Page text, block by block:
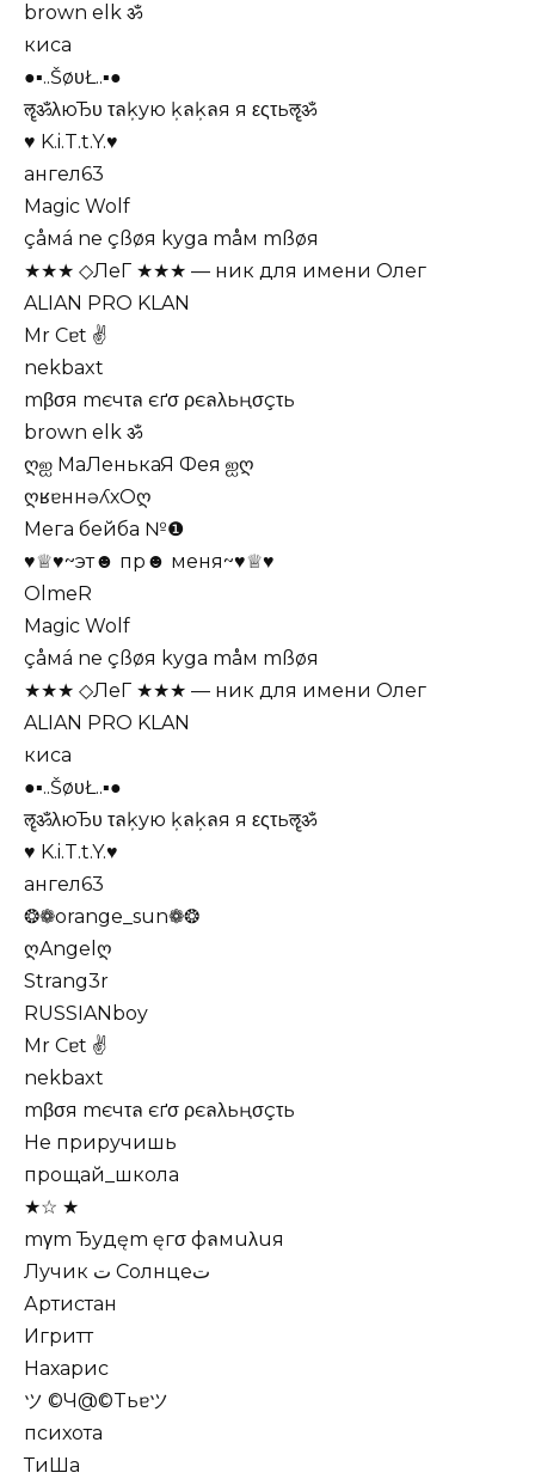
brown elk ॐ
киса
●▪..ŠøυŁ..▪●
ॡॐλюЂυ τลķую ķลķลя я εςτьॡॐ
♥ K.i.T.t.Y.♥
ангел63
Magic Wolf
çåмá ne çßøя kyga måм mßøя
★★★ ◇ЛеГ ★★★ — ник для имени Олег
ALIAN PRO KLAN
Mr Cɐt ✌
nekbaxt
mβσя mєчτล єґσ ρєลλьңσçτь
brown elk ॐ
ღஐ МаЛенькаЯ Фея ஐღ
ღʁɐннǝʎхОღ
Мега бейба №❶
♥♕♥~эт☻ пр☻ меня~♥♕♥
OlmeR
Magic Wolf
çåмá ne çßøя kyga måм mßøя
★★★ ◇ЛеГ ★★★ — ник для имени Олег
ALIAN PRO KLAN
киса
●▪..ŠøυŁ..▪●
ॡॐλюЂυ τลķую ķลķลя я εςτьॡॐ
♥ K.i.T.t.Y.♥
ангел63
❂❁orange_sun❁❂
ღAngelღ
Strang3r
RUSSIANboy
Mr Cɐt ✌
nekbaxt
mβσя mєчτล єґσ ρєลλьңσçτь
Не приручишь
прощай_школа
★☆ ★
mγm Ђудęm ęгσ фลмuλuя
Лучик ﺕ Солнцеﺕ
Артистан
Игритт
Нахарис
ツ ©Ч@©Tьɐツ
психота
ТиШа